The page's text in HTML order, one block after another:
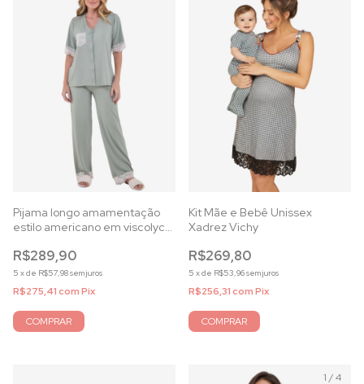
Pijama longo amamentação
estilo americano em viscolycra
R$289,90
5 xde R$57,98sem juros
R$275,41comPix
COMPRAR
Kit Mãe e Bebê Unissex
Xadrez Vichy
R$269,80
5 xde R$53,96sem juros
R$256,31comPix
COMPRAR
1 /4